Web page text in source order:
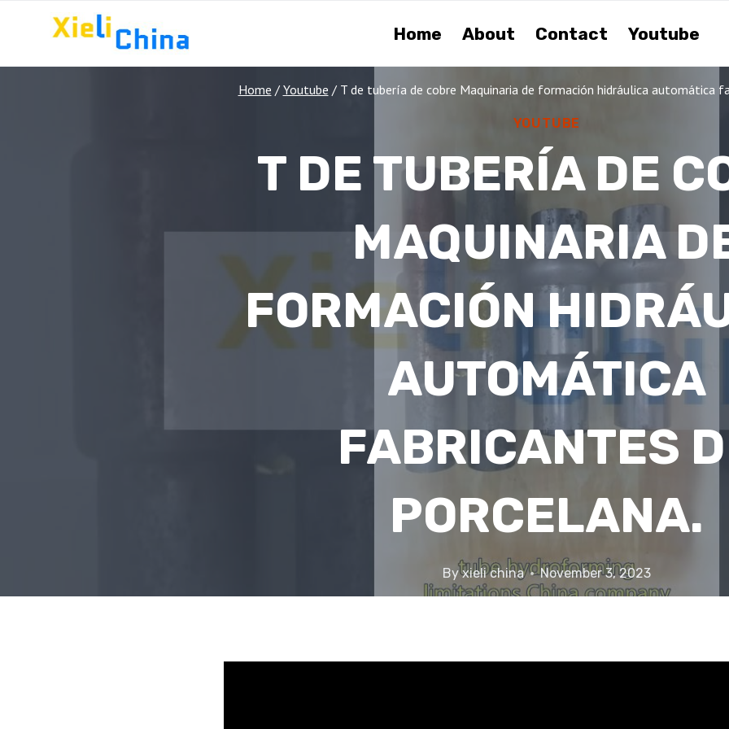
Home About Contact Youtube
Home / Youtube / T de tubería de cobre Maquinaria de formación hidráulica automática
YOUTUBE
T DE TUBERÍA DE
MAQUINARIA
FORMACIÓN
AUTOMÁTICA
FABRICANTES
PORCELANA.
Byxieli china November 3, 2023